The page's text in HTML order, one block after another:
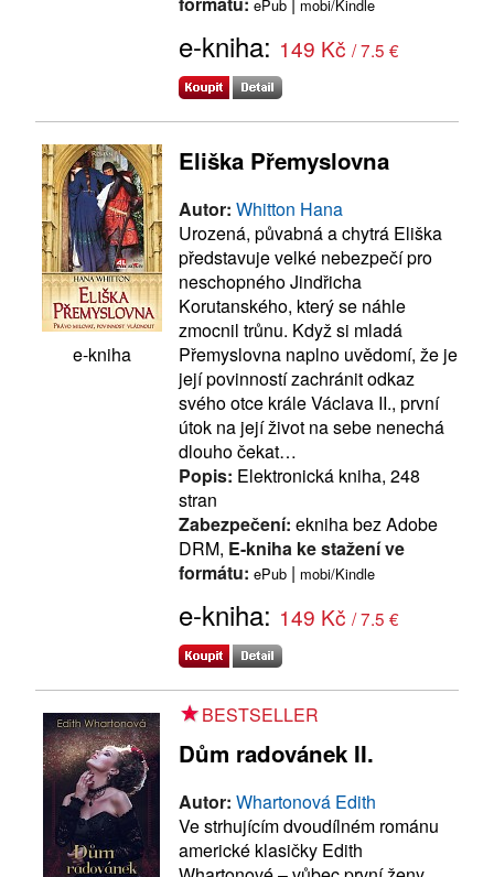
ePub mobi/Kindle
e-kniha: 149 Kč / 7.5 €
e-kniha
Eliška Přemyslovna
Autor: Whitton Hana
Urozená, půvabná a chytrá Eliška
představuje velké nebezpečí pro
neschopného Jindřicha
Korutanského, který se náhle
zmocnil trůnu. Když si mladá
Přemyslovna naplno uvědomí, že je
její povinností zachránit odkaz
svého otce krále Václava II., první
útok na její život na sebe nenechá
dlouho čekat…
Popis: Elektronická kniha, 248
stran
Zabezpečení: ekniha bez Adobe
DRM, E-kniha ke stažení ve
formátu: ePub | mobi/Kindle
e-kniha: 149 Kč / 7.5 €
BESTSELLER
Dům radovánek II.
Autor: Whartonová Edith
Ve strhujícím dvoudílném románu
americké klasičky Edith